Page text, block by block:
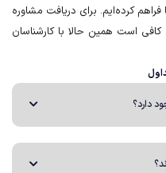
کرده‌ایم. برای دریافت مشاوره
کافی است همین حالا با کارشناسان
دارد؟